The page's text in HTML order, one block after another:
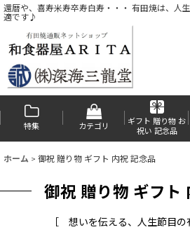
還暦や、喜寿米寿卒寿白寿・・・ 有田焼は、人
適です♪
特集 カテゴリ
ギフト 贈り物 お
祝い 記念品
ホーム > 御祝 贈り物 ギフト 内祝 記念品
御祝 贈り物 ギフト
［ 想いを伝える、人生節目